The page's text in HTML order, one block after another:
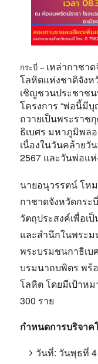
กระบี่ –เหล่ากาชา
โลหิตแห่งชาติจังห
เชิญชวนประชาช
โครงการ “พ่อนี้มี
ถวายเป็นพระราช
ธิเบศร มหาภูมิพล
เนื่องในวันคล้าย
2567 และวันพ่อแ
นายอนุวรรตน์ โห
กาชาดจังหวัดกระบี่
วัตถุประสงค์เพื่อเ
และสำนึกในพระ
พระบรมชนกาธิเ
บรมนาถบพิตร พร้
โลหิต โดยมีเป้าห
300 ราย
กำหนดการบริจาค
วันที่: วันพุธที่